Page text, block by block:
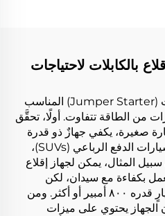
بالكابلات لاحتياجات
يُعد اختيار جهاز الإقلاع بالكابلات (Jumper Starter) المناسب
من الطاقة تتفاوت. أولًا، تحقَّق
صغيرة، يكفي جهازٌ ذو قدرة
أقل. أما للشاحنات الكبيرة أو سيارات الدفع الرباعي (SUVs)،
المثال، يمكن لجهاز إقلاع
٤٠٠ أمبير أن يعمل بكفاءة مع سيدان، لكن
المركبات الأكبر قد تحتاج إلى تيارٍ قدره ٨٠٠ أمبير أو أكثر. ومن
الجهاز يحتوي على ميزات